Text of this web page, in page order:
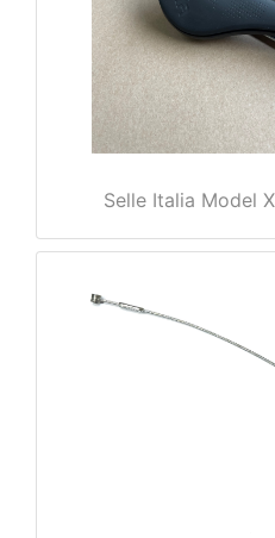
Selle Italia Model